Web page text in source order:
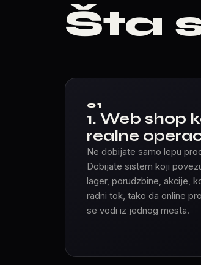
Šta
01
1. Web shop
realne
Ne dobijate samo lepu
Dobijate sistem koji
lager, porudzbine, akcije,
radni tok, tako da online
se vodi iz jednog mesta.